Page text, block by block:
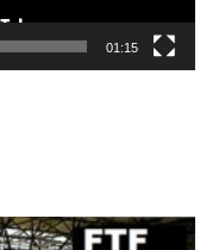
01:15